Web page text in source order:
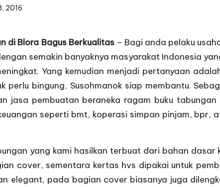
2016
di Blora Bagus Berkualitas– Bagi anda pelaku
semakin banyaknya masyarakat Indonesia
Yang kemudian menjadi pertanyaan
perlu bingung, Susohmanok siap membantu.
jasa pembuatan beraneka ragam buku
seperti bmt, koperasi simpan pinjam,
yang kami hasilkan terbuat dari bahan
cover, sementara kertas hvs dipakai untuk
elegant, pada bagian cover biasanya juga